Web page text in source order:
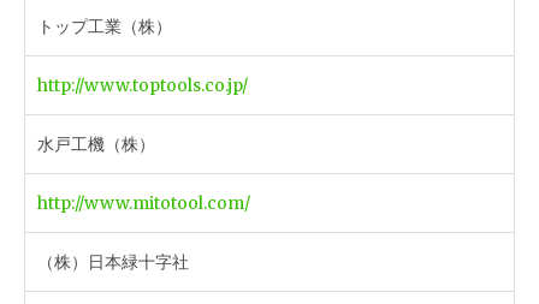
トップ工業（株）
http://www.toptools.co.jp/
水戸工機（株）
http://www.mitotool.com/
（株）日本緑十字社